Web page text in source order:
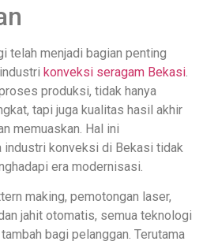
telah menjadi bagian penting
konveksi seragam Bekasi.
produksi, tidak hanya
tapi juga kualitas hasil akhir
memuaskan. Hal ini
industri konveksi di Bekasi tidak
era modernisasi.
making, pemotongan laser,
jahit otomatis, semua teknologi
bagi pelanggan. Terutama